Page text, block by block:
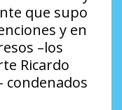
que supo
y en
–los
Ricardo
condenados